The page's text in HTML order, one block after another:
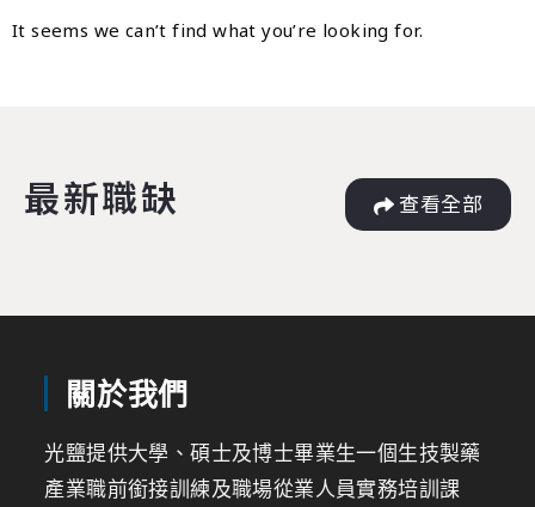
It seems we can’t find what you’re looking for.
最新職缺 查看全部
關於我們
光鹽提供大學、碩士及博士畢業生一個生技製藥
產業職前銜接訓練及職場從業人員實務培訓課